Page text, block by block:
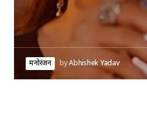
मनोरंजन byAbhishek Yadav